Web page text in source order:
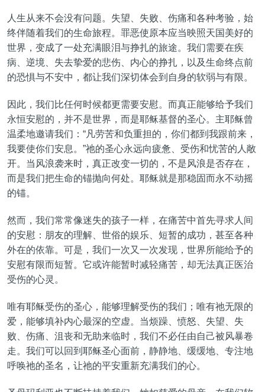
人生从来不会没有问题。失望、失败、伤痛和各种考验，始
终伴随着我们的生命旅程。罪恶使原本应当映照天国美好的
世界，变成了一处充满眼泪与挣扎的旅途。我们需要在疾
病、逆境、失去挚爱的悲伤、内心的挣扎，以及生命终点前
的恐惧与不安中，都让我们深切体会到自身的软弱与有限。
因此，我们比任何时候都更需要安慰。而真正能够给予我们
永恒安慰的，并不是世界，而是耶稣基督的圣心。主耶稣曾
温柔地邀请我们：“凡劳苦和负重担的，你们都到我跟前来，
我要使你们安息。”祂的圣心永远向疲惫、受伤和忧苦的人敞
开。当风浪袭来时，真正改变一切的，不是风浪是否存在，
而是我们把生命的锚抛向何处。耶稣就是那稳固而永不动摇
的锚。
然而，我们常常像迷失的孩子一样，在痛苦中首先寻求人间
的安慰：朋友的理解、世俗的娱乐、短暂的成功，甚至各种
外在的依靠。可是，我们一次又一次发现，世界所能给予的
安慰有限而短暂。它或许能暂时减轻痛苦，却无法真正医治
受伤的心灵。
唯有耶稣受伤的圣心，能够理解受伤的我们；唯有祂无限的
爱，能够填补内心最深的空虚。当烦躁、愤怒、失望、失
败、伤痛、沮丧和无助来临时，我们不必任由自己被风暴卷
走。我们可以回到耶稣圣心面前，静静地、缓缓地、专注地
呼唤祂的圣名，让祂的平安重新充满我们的心。